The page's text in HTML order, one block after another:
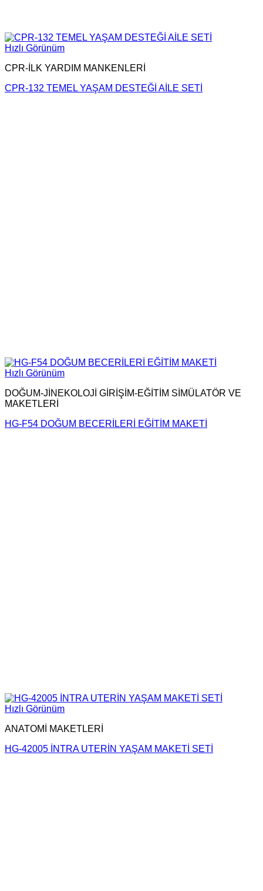
Hızlı Görünüm
CPR-İLK YARDIM MANKENLERİ
CPR-132 TEMEL YAŞAM DESTEĞİ AİLE SETİ
Hızlı Görünüm
DOĞUM-JİNEKOLOJİ GİRİŞİM-EĞİTİM SİMÜLATÖR VE
MAKETLERİ
HG-F54 DOĞUM BECERİLERİ EĞİTİM MAKETİ
Hızlı Görünüm
ANATOMİ MAKETLERİ
HG-42005 İNTRA UTERİN YAŞAM MAKETİ SETİ